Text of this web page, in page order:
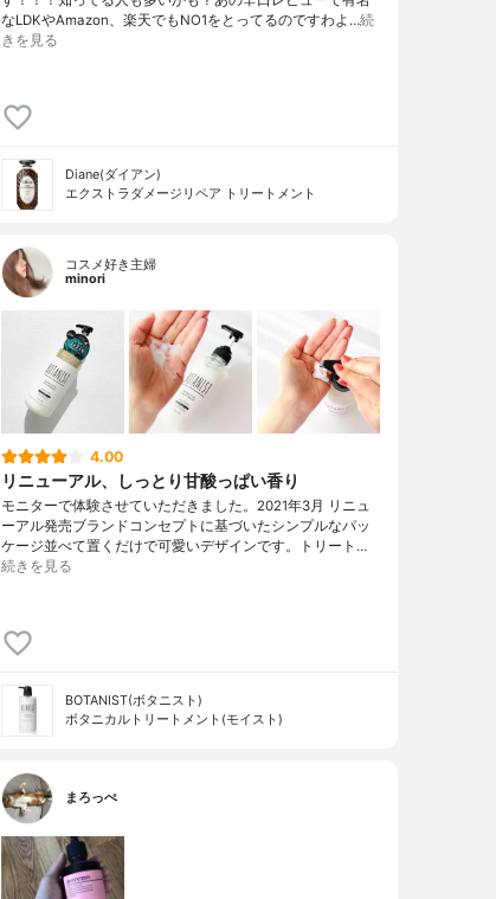
なLDKやAmazon、楽天でもNO1をとってるのですわよ…続
きを見る
Diane(ダイアン)
エクストラダメージリペア トリートメント
コスメ好き主婦
minori
4.00
リニューアル、しっとり甘酸っぱい香り
モニターで体験させていただきました。2021年3月 リニュ
ーアル発売ブランドコンセプトに基づいたシンプルなパッ
ケージ並べて置くだけで可愛いデザインです。トリート…
続きを見る
BOTANIST(ボタニスト)
ボタニカルトリートメント(モイスト)
まろっぺ